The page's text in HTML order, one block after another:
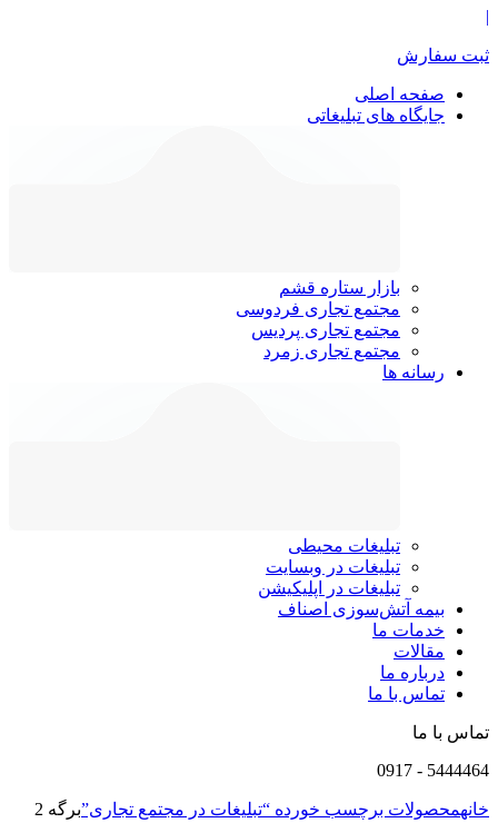
|
ثبت سفارش
صفحه اصلی
جایگاه های تبلیغاتی
بازار ستاره قشم
مجتمع تجاری فردوسی
مجتمع تجاری پردیس
مجتمع تجاری زمرد
رسانه ها
تبلیغات محیطی
تبلیغات در وبسایت
تبلیغات در اپلیکیشن
بیمه آتش‌سوزی اصناف
خدمات ما
مقالات
درباره ما
تماس با ما
تماس با ما
5444464
-
0917
خانهمحصولات برچسب خورده “تبلیغات در مجتمع تجاری”برگه 2